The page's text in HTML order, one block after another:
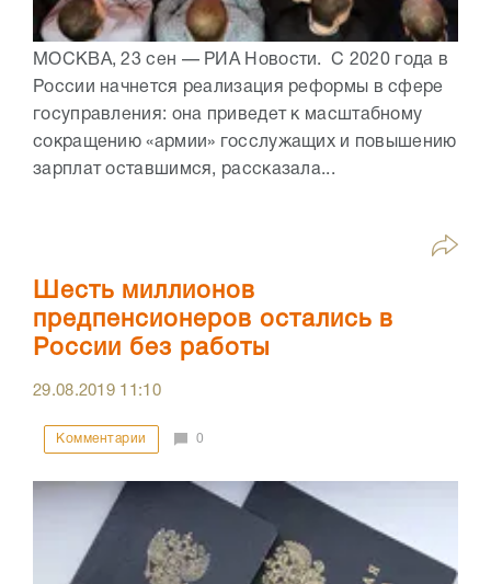
МОСКВА, 23 сен — РИА Новости. С 2020 года в
России начнется реализация реформы в сфере
госуправления: она приведет к масштабному
сокращению «армии» госслужащих и повышению
зарплат оставшимся, рассказала...
Шесть миллионов
предпенсионеров остались в
России без работы
29.08.2019 11:10
Комментарии 0